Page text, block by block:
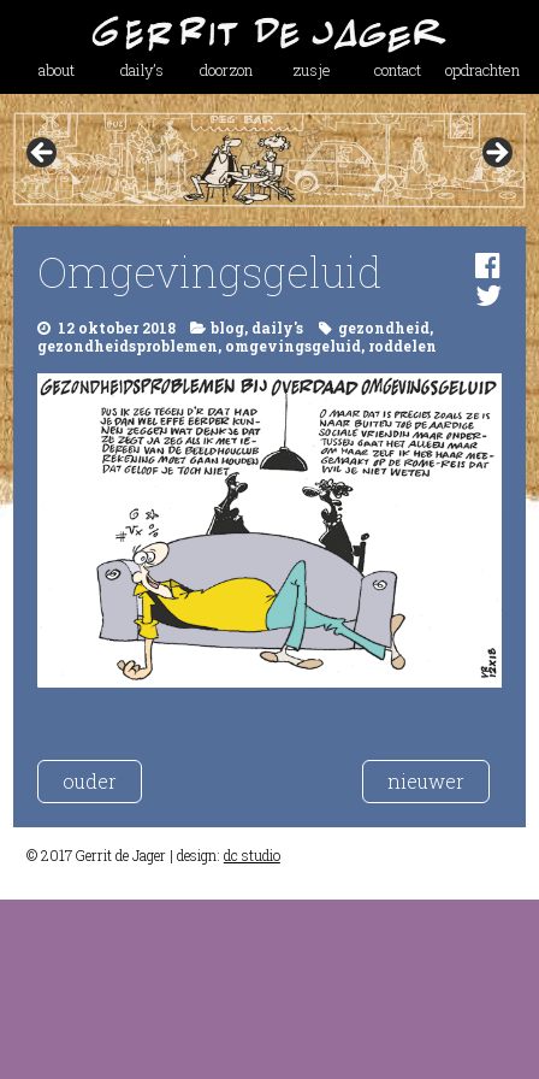
about daily’s doorzon zusje contact opdrachten
Omgevingsgeluid
12 oktober 2018 blog, daily's gezondheid,
gezondheidsproblemen, omgevingsgeluid, roddelen
ouder nieuwer
© 2017 Gerrit de Jager | design: dc studio